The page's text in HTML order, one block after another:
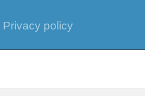
Privacy policy